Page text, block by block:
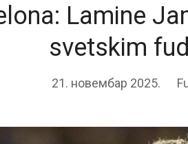
Lamine
svetskim
21. новембар 2025.